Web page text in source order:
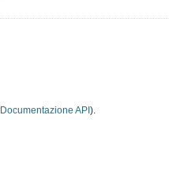
Documentazione API ).